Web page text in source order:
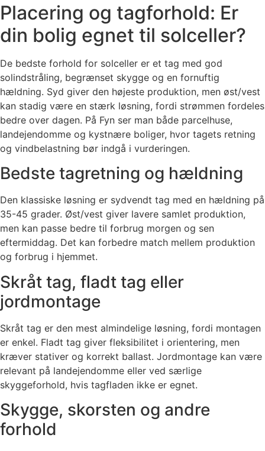
Placering og tagforhold: Er
din bolig egnet til solceller?
De bedste forhold for solceller er et tag med god
solindstråling, begrænset skygge og en fornuftig
hældning. Syd giver den højeste produktion, men øst/vest
kan stadig være en stærk løsning, fordi strømmen fordeles
bedre over dagen. På Fyn ser man både parcelhuse,
landejendomme og kystnære boliger, hvor tagets retning
og vindbelastning bør indgå i vurderingen.
Bedste tagretning og hældning
Den klassiske løsning er sydvendt tag med en hældning på
35-45 grader. Øst/vest giver lavere samlet produktion,
men kan passe bedre til forbrug morgen og sen
eftermiddag. Det kan forbedre match mellem produktion
og forbrug i hjemmet.
Skråt tag, fladt tag eller
jordmontage
Skråt tag er den mest almindelige løsning, fordi montagen
er enkel. Fladt tag giver fleksibilitet i orientering, men
kræver stativer og korrekt ballast. Jordmontage kan være
relevant på landejendomme eller ved særlige
skyggeforhold, hvis tagfladen ikke er egnet.
Skygge, skorsten og andre
forhold